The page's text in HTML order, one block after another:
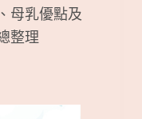
母乳優點及
整理